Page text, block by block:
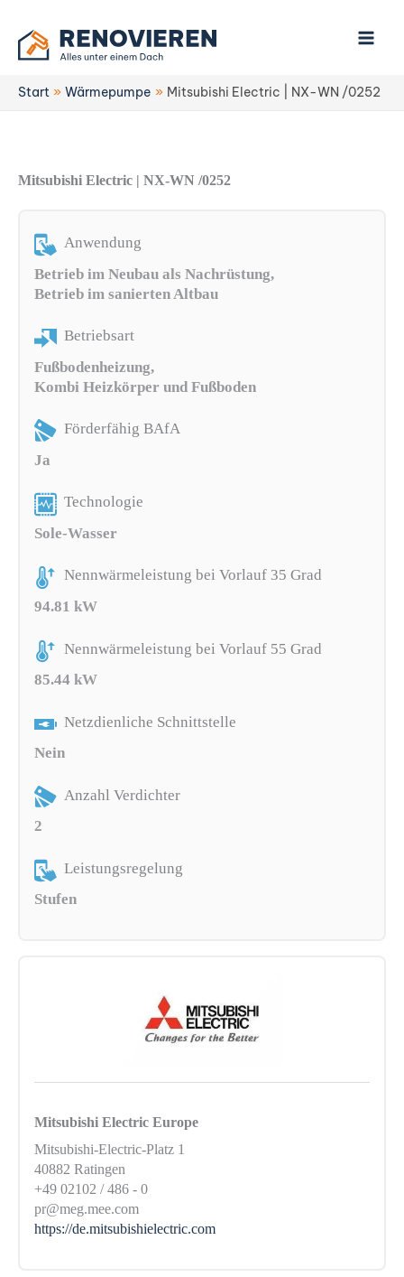
Inhalt
springen
Start Wärmepumpe Mitsubishi Electric | NX-WN /0252
Mitsubishi Electric | NX-WN /0252
Anwendung
Betrieb im Neubau als Nachrüstung,
Betrieb im sanierten Altbau
Betriebsart
Fußbodenheizung,
Kombi Heizkörper und Fußboden
Förderfähig BAfA
Ja
Technologie
Sole-Wasser
Nennwärmeleistung bei Vorlauf 35 Grad
94.81 kW
Nennwärmeleistung bei Vorlauf 55 Grad
85.44 kW
Netzdienliche Schnittstelle
Nein
Anzahl Verdichter
2
Leistungsregelung
Stufen
Mitsubishi Electric Europe
Mitsubishi-Electric-Platz 1
40882 Ratingen
+49 02102 / 486 - 0
pr@meg.mee.com
https://de.mitsubishielectric.com